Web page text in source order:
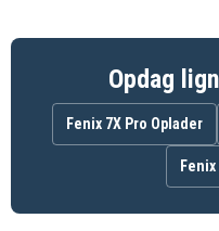
Opdag
Fenix 7X Pro Oplader